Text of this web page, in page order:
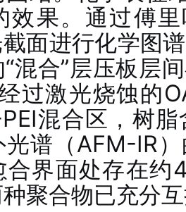
效果。通过傅
面进行化学图
混合”层压板层
过激光烧蚀的
混合区，树
光谱（AFM-IR
合界面处存在约
聚合物已充分